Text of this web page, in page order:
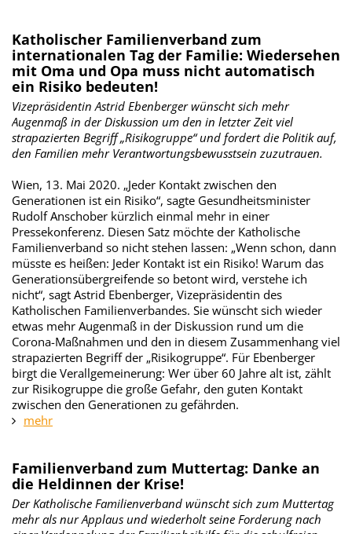
Katholischer Familienverband zum
internationalen Tag der Familie: Wiedersehen
mit Oma und Opa muss nicht automatisch
ein Risiko bedeuten!
Vizepräsidentin Astrid Ebenberger wünscht sich mehr
Augenmaß in der Diskussion um den in letzter Zeit viel
strapazierten Begriff „Risikogruppe“ und fordert die Politik auf,
den Familien mehr Verantwortungsbewusstsein zuzutrauen.
Wien, 13. Mai 2020. „Jeder Kontakt zwischen den
Generationen ist ein Risiko“, sagte Gesundheitsminister
Rudolf Anschober kürzlich einmal mehr in einer
Pressekonferenz. Diesen Satz möchte der Katholische
Familienverband so nicht stehen lassen: „Wenn schon, dann
müsste es heißen: Jeder Kontakt ist ein Risiko! Warum das
Generationsübergreifende so betont wird, verstehe ich
nicht“, sagt Astrid Ebenberger, Vizepräsidentin des
Katholischen Familienverbandes. Sie wünscht sich wieder
etwas mehr Augenmaß in der Diskussion rund um die
Corona-Maßnahmen und den in diesem Zusammenhang viel
strapazierten Begriff der „Risikogruppe“. Für Ebenberger
birgt die Verallgemeinerung: Wer über 60 Jahre alt ist, zählt
zur Risikogruppe die große Gefahr, den guten Kontakt
zwischen den Generationen zu gefährden.
mehr
Familienverband zum Muttertag: Danke an
die Heldinnen der Krise!
Der Katholische Familienverband wünscht sich zum Muttertag
mehr als nur Applaus und wiederholt seine Forderung nach